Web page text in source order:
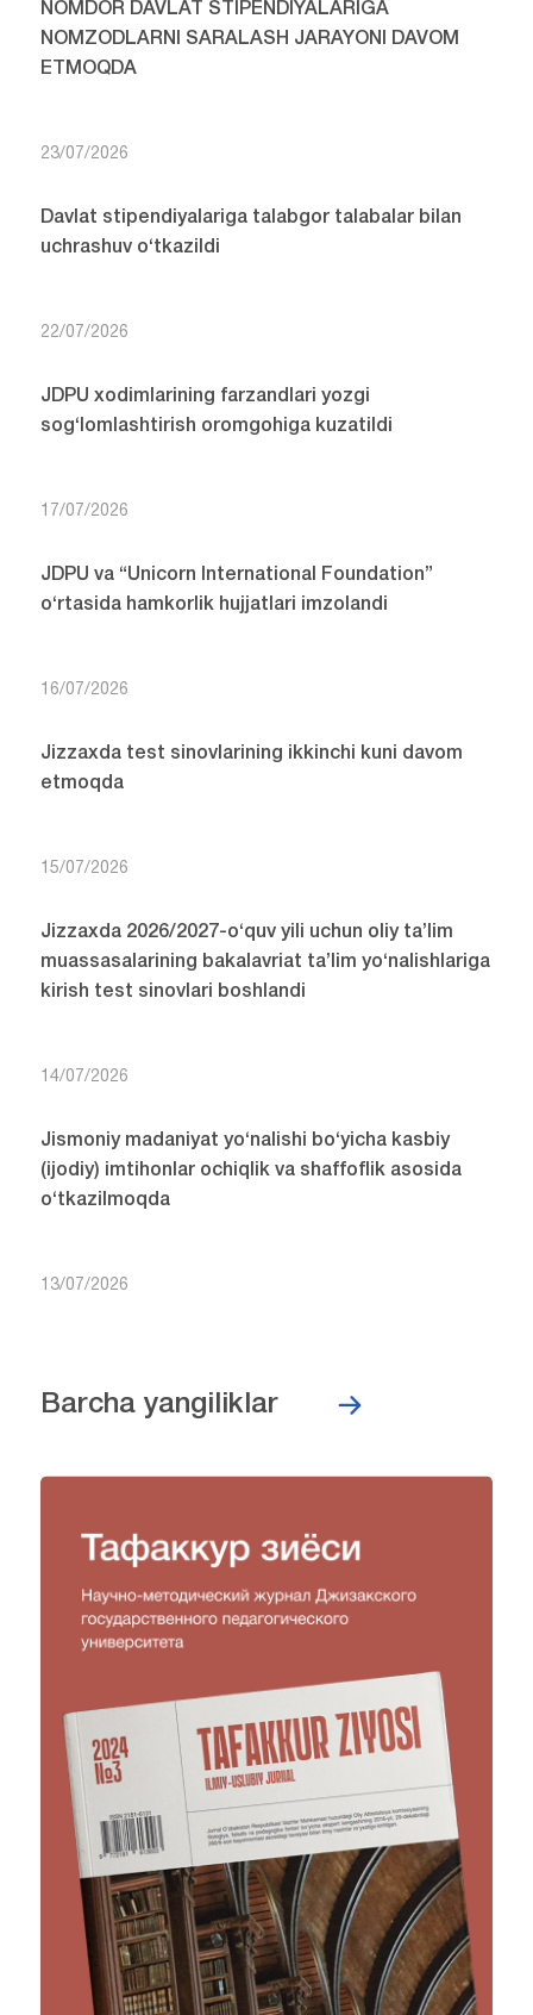
NOMDOR DAVLAT STIPENDIYALARIGA
NOMZODLARNI SARALASH JARAYONI DAVOM
ETMOQDA
23/07/2026
Davlat stipendiyalariga talabgor talabalar bilan
uchrashuv o‘tkazildi
22/07/2026
JDPU xodimlarining farzandlari yozgi
sog‘lomlashtirish oromgohiga kuzatildi
17/07/2026
JDPU va “Unicorn International Foundation”
o‘rtasida hamkorlik hujjatlari imzolandi
16/07/2026
Jizzaxda test sinovlarining ikkinchi kuni davom
etmoqda
15/07/2026
Jizzaxda 2026/2027-o‘quv yili uchun oliy ta’lim
muassasalarining bakalavriat ta’lim yo‘nalishlariga
kirish test sinovlari boshlandi
14/07/2026
Jismoniy madaniyat yo‘nalishi bo‘yicha kasbiy
(ijodiy) imtihonlar ochiqlik va shaffoflik asosida
o‘tkazilmoqda
13/07/2026
Barcha yangiliklar